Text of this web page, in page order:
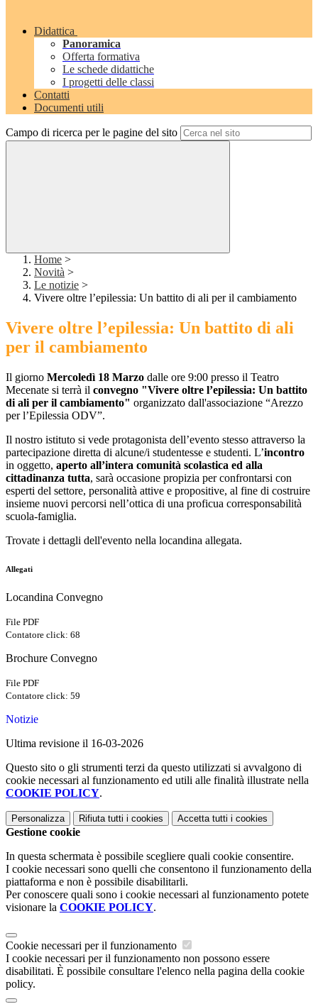
Didattica
Panoramica
Offerta formativa
Le schede didattiche
I progetti delle classi
Contatti
Documenti utili
Campo di ricerca per le pagine del sito
Home >
Novità >
Le notizie >
Vivere oltre l’epilessia: Un battito di ali per il cambiamento
Vivere oltre l’epilessia: Un battito di ali
per il cambiamento
Il giorno Mercoledì 18 Marzo dalle ore 9:00 presso il Teatro
Mecenate si terrà il convegno "Vivere oltre l’epilessia: Un battito
di ali per il cambiamento" organizzato dall'associazione “Arezzo
per l’Epilessia ODV”.
Il nostro istituto si vede protagonista dell’evento stesso attraverso la
partecipazione diretta di alcune/i studentesse e studenti. L’incontro
in oggetto, aperto all’intera comunità scolastica ed alla
cittadinanza tutta, sarà occasione propizia per confrontarsi con
esperti del settore, personalità attive e propositive, al fine di costruire
insieme nuovi percorsi nell’ottica di una proficua corresponsabilità
scuola-famiglia.
Trovate i dettagli dell'evento nella locandina allegata.
Allegati
Locandina Convegno
File PDF
Contatore click: 68
Brochure Convegno
File PDF
Contatore click: 59
Notizie
Ultima revisione il 16-03-2026
Questo sito o gli strumenti terzi da questo utilizzati si avvalgono di
cookie necessari al funzionamento ed utili alle finalità illustrate nella
COOKIE POLICY.
Personalizza Rifiuta tutti i cookies Accetta tutti i cookies
Gestione cookie
In questa schermata è possibile scegliere quali cookie consentire.
I cookie necessari sono quelli che consentono il funzionamento della
piattaforma e non è possibile disabilitarli.
Per conoscere quali sono i cookie necessari al funzionamento potete
visionare la COOKIE POLICY.
Cookie necessari per il funzionamento
I cookie necessari per il funzionamento non possono essere
disabilitati. È possibile consultare l'elenco nella pagina della cookie
policy.